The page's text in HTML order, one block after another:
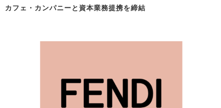
カフェ・カンパニーと資本業務提携を締結